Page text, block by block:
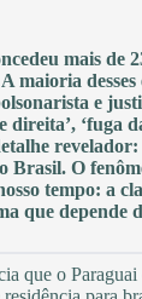
mais de
maioria
e
direita’, ‘fuga
Brasil. O
tempo: a
que depende
que o Paraguai